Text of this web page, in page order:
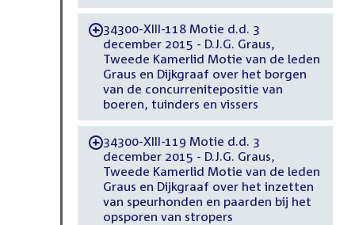
-34300-XIII-118 Motie d.d. 3
december 2015 - D.J.G. Graus,
Tweede Kamerlid Motie van de leden
Graus en Dijkgraaf over het borgen
van de concurrenitepositie van
boeren, tuinders en vissers
-34300-XIII-119 Motie d.d. 3
december 2015 - D.J.G. Graus,
Tweede Kamerlid Motie van de leden
Graus en Dijkgraaf over het inzetten
van speurhonden en paarden bij het
opsporen van stropers